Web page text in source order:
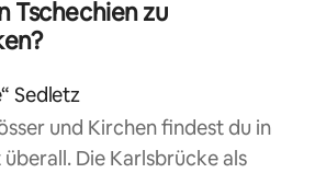
Tschechien zu
Sedletz
und Kirchen findest du in
Die Karlsbrücke als